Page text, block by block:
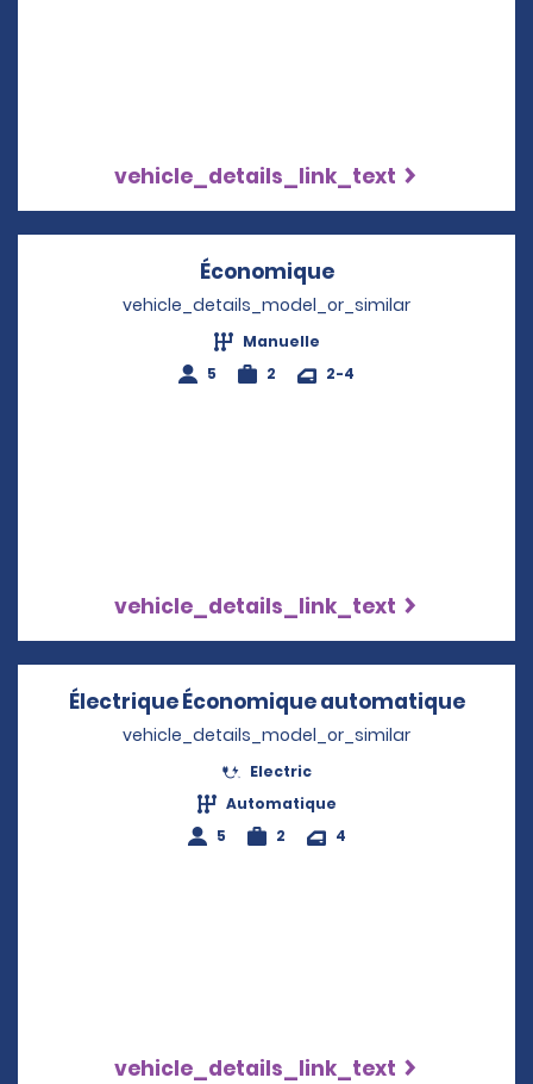
vehicle_details_link_text
ÉconomiqueOpens in a new
vehicle_details_model_or_similar
Manuelle
5
2 2-4
vehicle_details_link_text
Électrique Économique automatique
vehicle_details_model_or_similar
Electric
Automatique
5
2 4
vehicle_details_link_text